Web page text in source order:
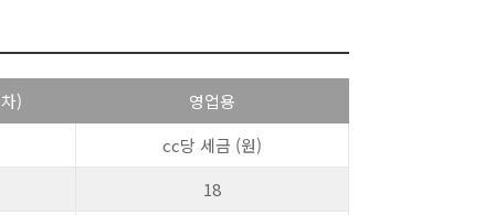
)
영업용
cc당 세금 (원)
18